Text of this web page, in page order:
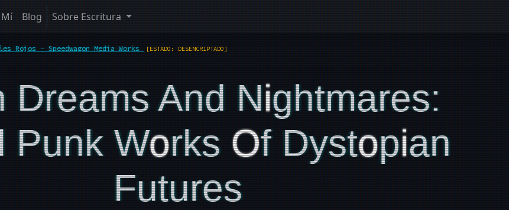
Blog Sobre Escritura
Rojos - Speedwagon Media Works [ESTADO: DESENCRIPTADO]
Dreams And NIGhtmares:
Punk WORks OF DystOPIAn
Futures